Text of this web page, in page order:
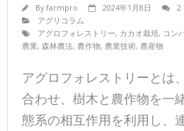
Byfarmpro 2024年1月8日
2
アグリコラム
アグロフォレストリー, カカオ栽培, コン
農業, 森林農法, 農作物, 農業技術, 農産物
アグロフォレストリーとは
合わせ、樹木と農作物を一
態系の相互作用を利用し、